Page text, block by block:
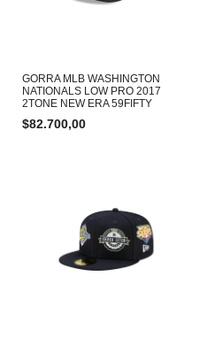
GORRA MLB WASHINGTON
NATIONALS LOW PRO 2017
2TONE NEW ERA 59FIFTY
$82.700,00